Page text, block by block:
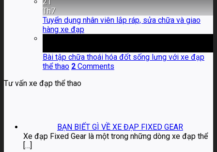
Th7
Tuyển dụng nhân viên lắp ráp, sửa chữa và giao
hàng xe đạp
Bài tập chữa thoái hóa đốt sống lưng với xe đạp
thể thao 2 Comments
Tư vấn xe đạp thể thao
BẠN BIẾT GÌ VỀ XE ĐẠP FIXED GEAR
Xe đạp Fixed Gear là một trong những dòng xe đạp thể
[…]